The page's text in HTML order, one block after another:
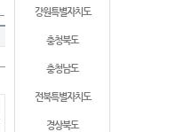
강원특별자치도
충청북도
충청남도
전북특별자치도
경상북도